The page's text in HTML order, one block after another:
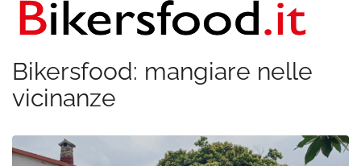
Bikersfood: mangiare nelle
vicinanze